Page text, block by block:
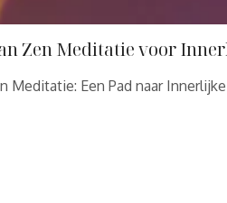
Zen Meditatie voor
Meditatie: Een Pad naar